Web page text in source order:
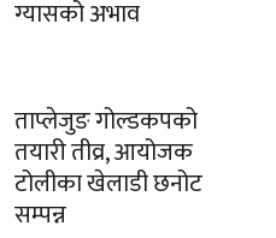
ग्यासको अभाव
ताप्लेजुङ गोल्डकपको
तयारी तीव्र, आयोजक
टोलीका खेलाडी छनोट
सम्पन्न